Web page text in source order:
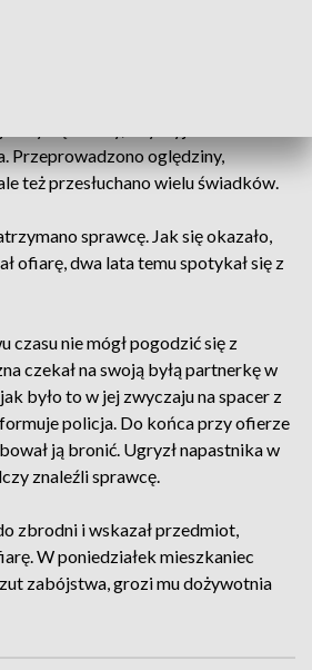
Przeprowadzono oględziny,
też przesłuchano wielu świadków.
sprawcę. Jak się okazało,
ofiarę, dwa lata temu spotykał się z
czasu nie mógł pogodzić się z
czekał na swoją byłą partnerkę w
było to w jej zwyczaju na spacer z
policja. Do końca przy ofierze
ją bronić. Ugryzł napastnika w
znaleźli sprawcę.
zbrodni i wskazał przedmiot,
W poniedziałek mieszkaniec
zabójstwa, grozi mu dożywotnia